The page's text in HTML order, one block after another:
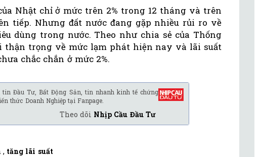
Nhật chỉ ở mức trên 2% trong 12 tháng và trên
tiếp. Nhưng đất nước đang gặp nhiều rủi ro về
dùng trong nước. Theo như chia sẻ của Thống
thận trọng về mức lạm phát hiện nay và lãi suất
chắc chắn ở mức 2%.
tin Đầu Tư, Bất Động Sản, tin nhanh kinh tế chứng
thức Doanh Nghiệp tại Fanpage.
Theo dõi Nhịp Cầu Đầu Tư
, tăng lãi suất